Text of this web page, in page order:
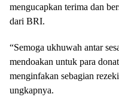
mengucapkan terima dan
dari BRI.
“Semoga ukhuwah antar
mendoakan untuk para
menginfakan sebagian
ungkapnya.